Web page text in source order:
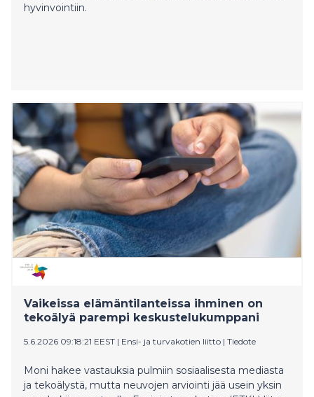
hyvinvointiin.
Vaikeissa elämäntilanteissa ihminen on
tekoälyä parempi keskustelukumppani
5.6.2026 09:18:21 EEST | Ensi- ja turvakotien liitto | Tiedote
Moni hakee vastauksia pulmiin sosiaalisesta mediasta
ja tekoälystä, mutta neuvojen arviointi jää usein yksin